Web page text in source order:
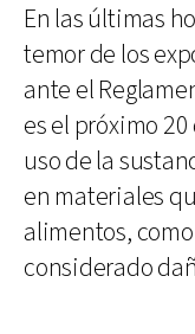
En las últimas
temor de los
ante el
es el próximo
uso de la
en materiales
alimentos,
considerado